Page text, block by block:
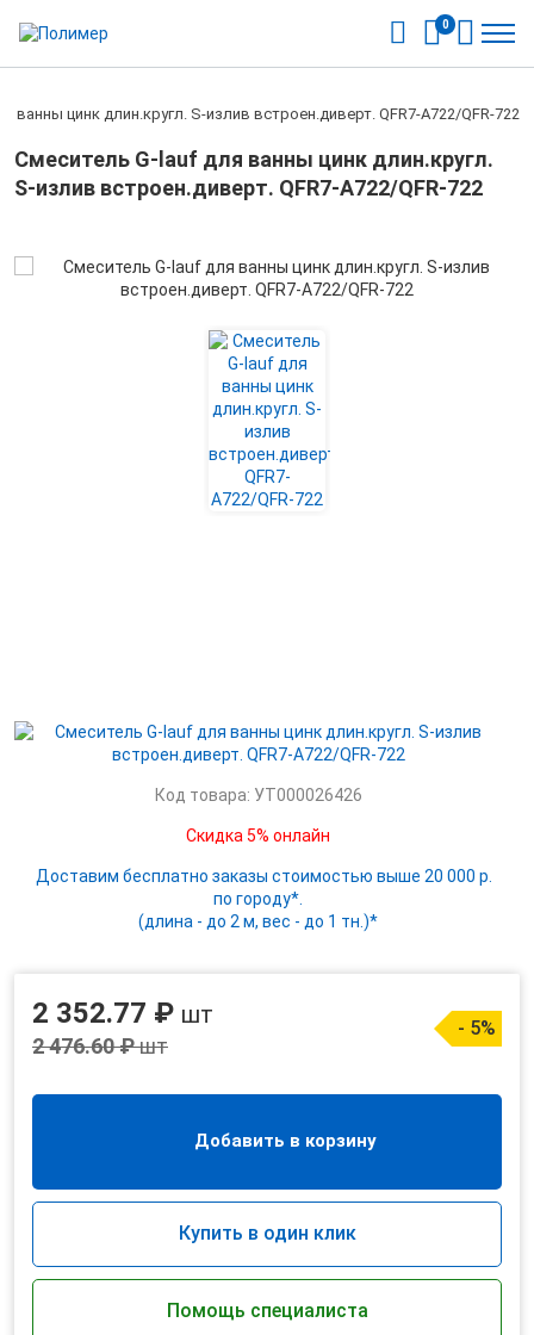
0
ванны цинк длин.кругл. S-излив встроен.диверт. QFR7-A722/QFR-722
Смеситель G-lauf для ванны цинк длин.кругл.
S-излив встроен.диверт. QFR7-A722/QFR-722
Код товара: УТ000026426
Скидка 5% онлайн
Доставим бесплатно заказы стоимостью выше 20 000 р.
по городу*.
(длина - до 2 м, вес - до 1 тн.)*
2 352.77 ₽ шт
2 476.60 ₽шт
- 5%
Добавить в корзину
Купить в один клик
Помощь специалиста